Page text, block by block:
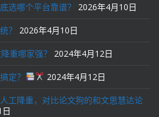
选哪个平台靠谱？ 2026年4月10日
？ 2026年4月10日
重哪家强？ 2024年4月12日
定？ 2024年4月12日
工降重，对比论文狗的和文思慧达论